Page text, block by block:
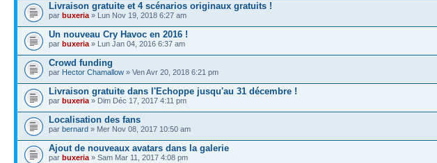
Livraison gratuite et 4 scénarios originaux gratuits !
par buxeria » Lun Nov 19, 2018 6:27 am
Un nouveau Cry Havoc en 2016 !
par buxeria » Lun Jan 04, 2016 6:37 am
Crowd funding
par Hector Chamallow » Ven Avr 20, 2018 6:21 pm
Livraison gratuite dans l'Echoppe jusqu'au 31 décembre !
par buxeria » Dim Déc 17, 2017 4:11 pm
Localisation des fans
par bernard » Mer Nov 08, 2017 10:50 am
Ajout de nouveaux avatars dans la galerie
par buxeria » Sam Mar 11, 2017 4:08 pm